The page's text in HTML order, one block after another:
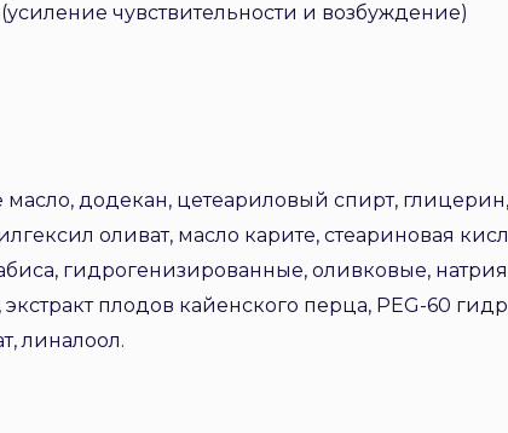
чувствительности и возбуждение)
масло, додекан, цетеариловый спирт,
оливат, масло карите, стеариновая
гидрогенизированные, оливковые,
плодов кайенского перца, PEG-60
линалоол.